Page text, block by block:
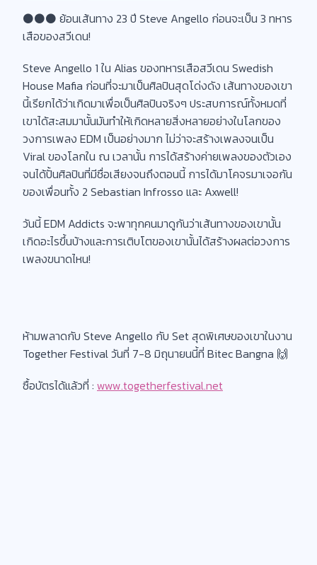
⚫️⚫️⚫️ ย้อนเส้นทาง 23 ปี Steve Angello ก่อนจะเป็น 3 ทหาร
เสือของสวีเดน!
Steve Angello 1 ใน Alias ของทหารเสือสวีเดน Swedish
House Mafia ก่อนที่จะมาเป็นศิลปินสุดโด่งดัง เส้นทางของเขา
นี้เรียกได้ว่าเกิดมาเพื่อเป็นศิลปินจริงๆ ประสบการณ์ทั้งหมดที่
เขาได้สะสมมานั้นมันทำให้เกิดหลายสิ่งหลายอย่างในโลกของ
วงการเพลง EDM เป็นอย่างมาก ไม่ว่าจะสร้างเพลงจนเป็น
Viral ของโลกใน ณ เวลานั้น การได้สร้างค่ายเพลงของตัวเอง
จนได้ปั้นศิลปินที่มีชื่อเสียงจนถึงตอนนี้ การได้มาโคจรมาเจอกัน
ของเพื่อนทั้ง 2 Sebastian Infrosso และ Axwell!
วันนี้ EDM Addicts จะพาทุกคนมาดูกันว่าเส้นทางของเขานั้น
เกิดอะไรขึ้นบ้างและการเติบโตของเขานั้นได้สร้างผลต่อวงการ
เพลงขนาดไหน!
ห้ามพลาดกับ Steve Angello กับ Set สุดพิเศษของเขาในงาน
Together Festival วันที่ 7-8 มิถุนายนนี้ที่ Bitec Bangna 🙌
ซื้อบัตรได้แล้วที่ : www.togetherfestival.net